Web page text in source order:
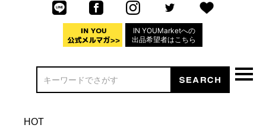
IN YOUMarketへの
出品希望者はこちら
HOT